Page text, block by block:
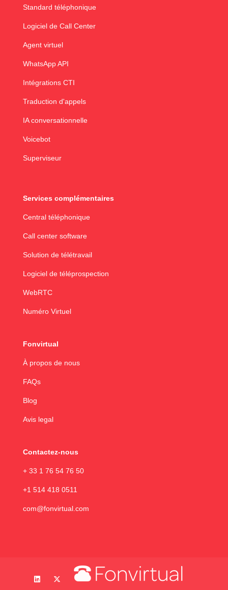
Standard téléphonique
Logiciel de Call Center
Agent virtuel
WhatsApp API
Intégrations CTI
Traduction d'appels
IA conversationnelle
Voicebot
Superviseur
Services complémentaires
Central téléphonique
Call center software
Solution de télétravail
Logiciel de téléprospection
WebRTC
Numéro Virtuel
Fonvirtual
À propos de nous
FAQs
Blog
Avis legal
Contactez-nous
+ 33 1 76 54 76 50
+1 514 418 0511
com@fonvirtual.com